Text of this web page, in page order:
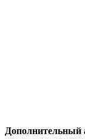
Дополнительный